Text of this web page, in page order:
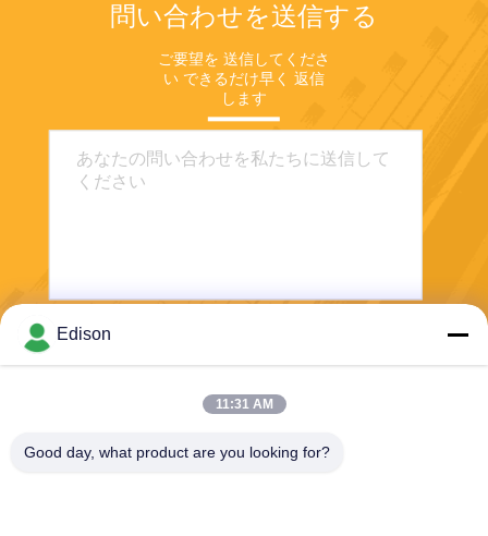
問い合わせを送信する
ご要望を 送信してくださ
い できるだけ早く 返信
します
Edison
11:31 AM
Good day, what product are you looking for?